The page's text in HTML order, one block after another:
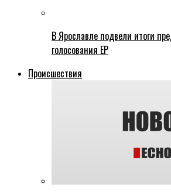
В Ярославле подвели итоги
голосования ЕР
Происшествия